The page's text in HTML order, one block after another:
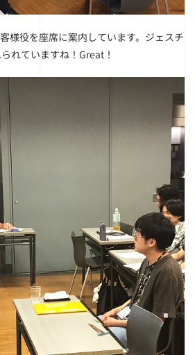
様役を座席に案内しています。 ジェスチ
れていますね！Great！